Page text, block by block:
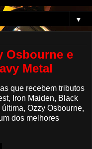
▼
Osbourne e
Metal
que recebem tributos
Iron Maiden, Black
Ozzy Osbourne,
dos melhores